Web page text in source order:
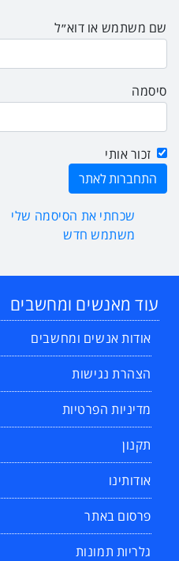
שם משתמש או דוא״ל
סיסמה
זכור אותי
שכחתי את הסיסמה שלי
משתמש חדש
עוד מאנשים ומחשבים
אודות אנשים ומחשבים
הצהרת נגישות
מדיניות הפרטיות
תקנון
אודותינו
פרסום באתר
גלריות תמונות